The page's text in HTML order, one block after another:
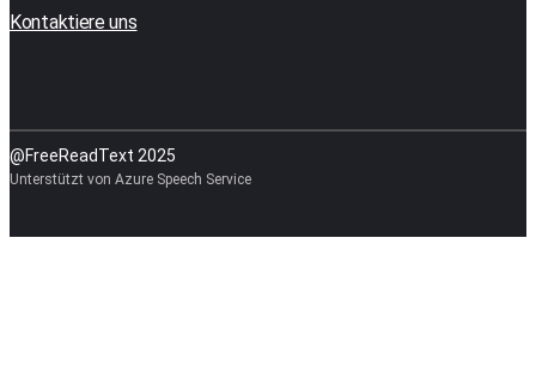
Kontaktiere uns
@FreeReadText 2025
Unterstützt von Azure Speech Service